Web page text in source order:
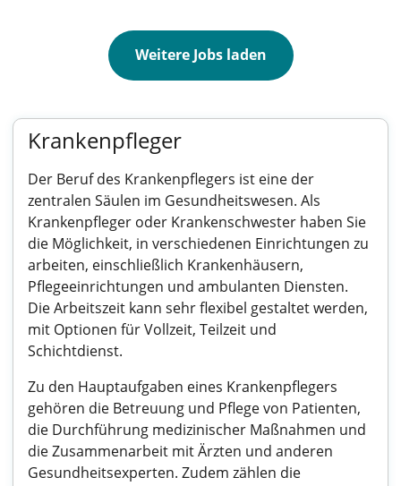
Weitere Jobs laden
Krankenpfleger
Der Beruf des Krankenpflegers ist eine der
zentralen Säulen im Gesundheitswesen. Als
Krankenpfleger oder Krankenschwester haben Sie
die Möglichkeit, in verschiedenen Einrichtungen zu
arbeiten, einschließlich Krankenhäusern,
Pflegeeinrichtungen und ambulanten Diensten.
Die Arbeitszeit kann sehr flexibel gestaltet werden,
mit Optionen für Vollzeit, Teilzeit und
Schichtdienst.
Zu den Hauptaufgaben eines Krankenpflegers
gehören die Betreuung und Pflege von Patienten,
die Durchführung medizinischer Maßnahmen und
die Zusammenarbeit mit Ärzten und anderen
Gesundheitsexperten. Zudem zählen die